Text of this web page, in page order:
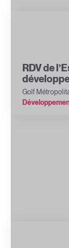
RDV de
Golf